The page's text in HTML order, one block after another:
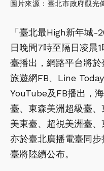
圖片來源：臺北市政府觀光
「臺北最High新年城-
日晚間7時至隔日凌晨
臺播出，網路平台將
旅遊網FB、Line
YouTube及FB播出，
臺、東森美洲超級臺
美東臺、超視美洲臺
亦於臺北廣播電臺同
臺將陸續公布。